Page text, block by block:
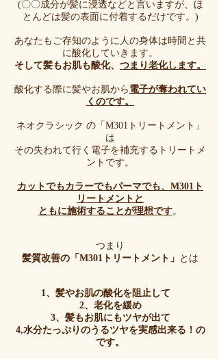
​(〇〇成分が髪に浸透などと言いますが、ほ
とんどは髪の表面に付着するだけです。)
あなたもご存知のように人の身体は時間と共
に酸化していきます。
そして髪もお肌も酸化、 つまり老化します。
酸化する際に髪やお肌から 電子が奪われてい
くのです。
ネオクラシック の「M301トリートメント」
は
その失われて行く電子を補充するトリートメ
ントです。
カットでもカラーでもパーマでも、M301ト
リートメントと
ともに施術することが理想です。
つまり
髪質改善の「M301トリートメント」 と は
1、髪やお肌の酸化を阻止して
2、老化を緩め
3、髪もお肌にもツヤが出て
4,水分たっぷりのうるツヤを実感出来る！の
です。